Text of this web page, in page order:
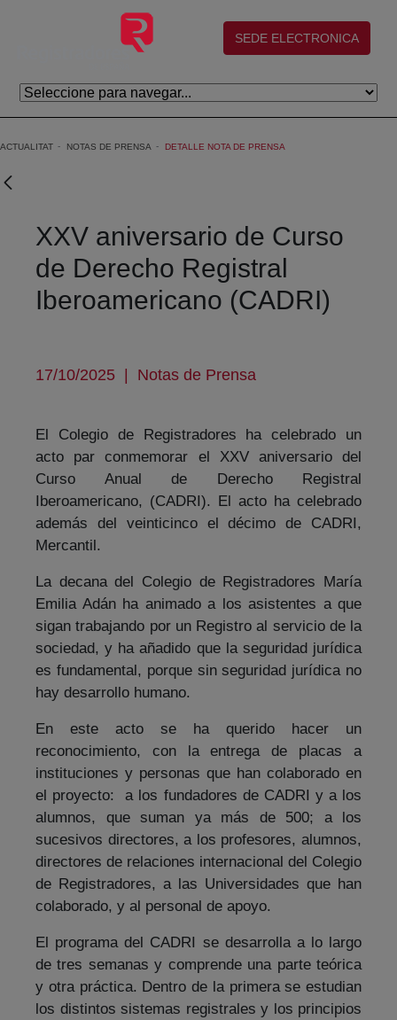
Salta al contingut principal
(abre en nueva ventana)
SEDE ELECTRONICA
ACTUALITAT NOTAS DE PRENSA DETALLE NOTA DE PRENSA
XXV aniversario de Curso
de Derecho Registral
Iberoamericano (CADRI)
17/10/2025 | Notas de Prensa
El Colegio de Registradores ha celebrado un
acto par conmemorar el XXV aniversario del
Curso Anual de Derecho Registral
Iberoamericano, (CADRI). El acto ha celebrado
además del veinticinco el décimo de CADRI,
Mercantil.
La decana del Colegio de Registradores María
Emilia Adán ha animado a los asistentes a que
sigan trabajando por un Registro al servicio de la
sociedad, y ha añadido que la seguridad jurídica
es fundamental, porque sin seguridad jurídica no
hay desarrollo humano.
En este acto se ha querido hacer un
reconocimiento, con la entrega de placas a
instituciones y personas que han colaborado en
el proyecto: a los fundadores de CADRI y a los
alumnos, que suman ya más de 500; a los
sucesivos directores, a los profesores, alumnos,
directores de relaciones internacional del Colegio
de Registradores, a las Universidades que han
colaborado, y al personal de apoyo.
El programa del CADRI se desarrolla a lo largo
de tres semanas y comprende una parte teórica
y otra práctica. Dentro de la primera se estudian
los distintos sistemas registrales y los principios